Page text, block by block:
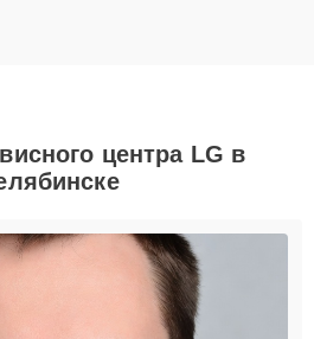
центра LG в